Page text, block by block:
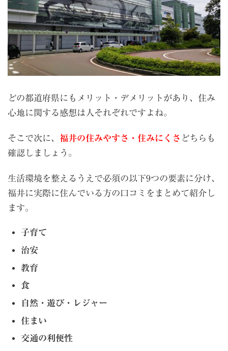
どの都道府県にもメリット・デメリットがあり、住み
心地に関する感想は人それぞれですよね。
そこで次に、 福井の住みやすさ・住みにくさ どちらも
確認しましょう。
生活環境を整えるうえで必須の以下9つの要素に分け、
福井に実際に住んでいる方の口コミをまとめて紹介し
ます。
子育て
治安
教育
食
自然・遊び・レジャー
住まい
交通の利便性